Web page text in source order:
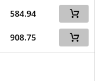
584.94
908.75